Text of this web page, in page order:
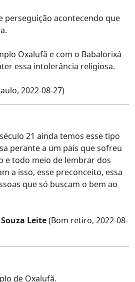
perseguição acontecendo que
Oxalufã e com o Babalorixá
essa intolerância religiosa.
2022-08-27)
21 ainda temos esse tipo
perante a um país que sofreu
e todo meio de lembrar dos
a isso, esse preconceito, essa
que só buscam o bem ao
Leite(Bom retiro, 2022-08-
de Oxalufã.